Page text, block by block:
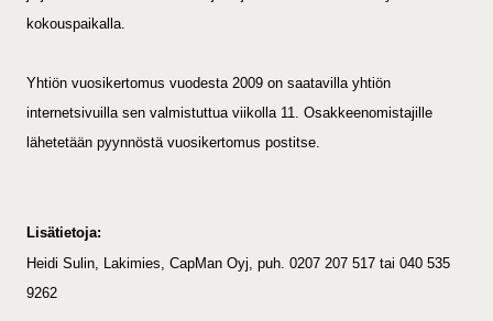
kokouspaikalla.
Yhtiön vuosikertomus vuodesta 2009 on saatavilla yhtiön
internetsivuilla sen valmistuttua viikolla 11. Osakkeenomistajille
lähetetään pyynnöstä vuosikertomus postitse.
Lisätietoja:
Heidi Sulin, Lakimies, CapMan Oyj, puh. 0207 207 517 tai 040 535
9262